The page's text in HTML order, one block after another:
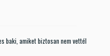
baki, amiket biztosan nem vettél